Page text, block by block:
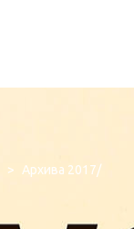
>
Архива 2017/